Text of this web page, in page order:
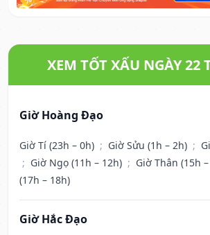
XEM TỐT XẤU NGÀY 22
Giờ Hoàng Đạo
Giờ Tí (23h – 0h) ; Giờ Sửu (1h – 2h) ;
; Giờ Ngọ (11h – 12h) ; Giờ Thân (15h
(17h – 18h)
Giờ Hắc Đạo